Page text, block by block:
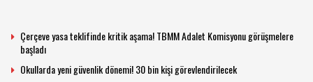
Çerçeve yasa teklifinde kritik aşama! TBMM Adalet Komisyonu görüşmelere
başladı
Okullarda yeni güvenlik dönemi! 30 bin kişi görevlendirilecek